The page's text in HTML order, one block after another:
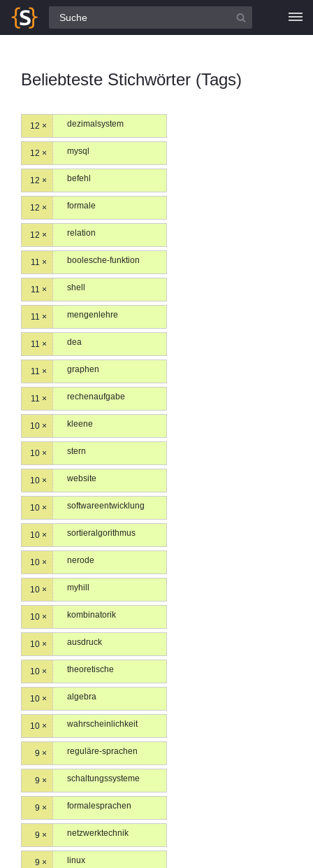
Alle Fragen
Beliebteste Stichwörter (Tags)
12 × dezimalsystem
12 × mysql
12 × befehl
12 × formale
12 × relation
11 × boolesche-funktion
11 × shell
11 × mengenlehre
11 × dea
11 × graphen
11 × rechenaufgabe
10 × kleene
10 × stern
10 × website
10 × softwareentwicklung
10 × sortieralgorithmus
10 × nerode
10 × myhill
10 × kombinatorik
10 × ausdruck
10 × theoretische
10 × algebra
10 × wahrscheinlichkeit
9 × reguläre-sprachen
9 × schaltungssysteme
9 × formalesprachen
9 × netzwerktechnik
9 × linux